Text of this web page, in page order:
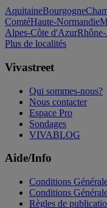
AquitaineBourgogne
ComtéHaute-Normandie
Alpes-Côte d'Azur
Plus de localités
Vivastreet
Qui sommes-nous?
Nous contacter
Espace Pro
Sondages
VIVABLOG
Aide/Info
Conditions
Conditions
Règles de